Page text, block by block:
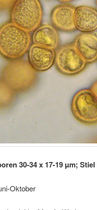
30-34 x 17-19 µm;
Oktober